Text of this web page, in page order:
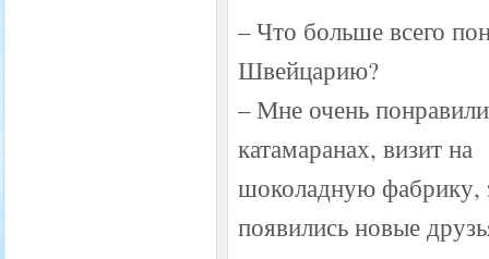
– Что больше всего
Швейцарию?
– Мне очень
катамаранах, визит на
шоколадную фабрику,
появились новые